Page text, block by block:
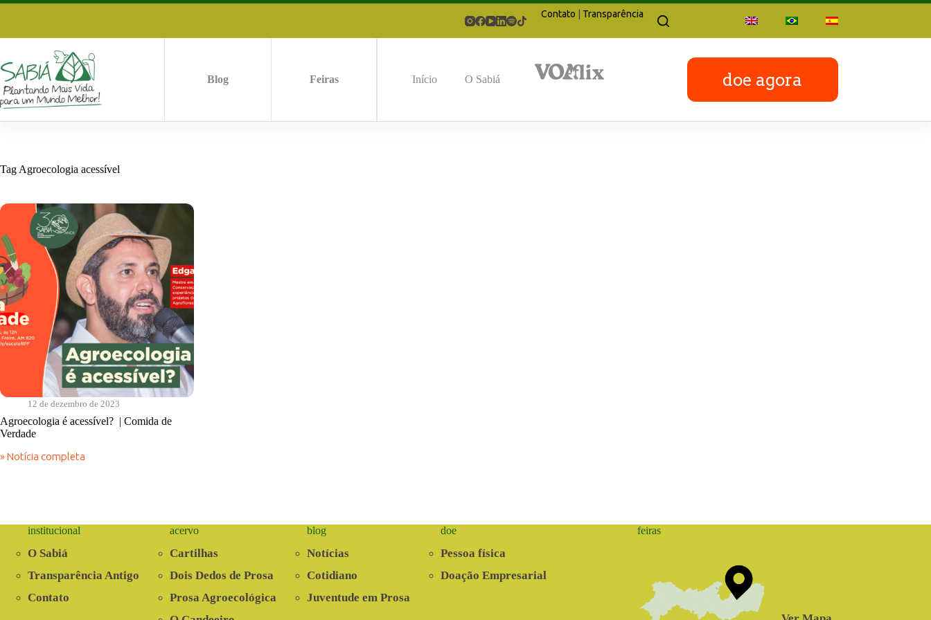
Pular
Contato | Transparência
Blog Feiras Início O Sabiá doe agora
Tag Agroecologia acessível
12 de dezembro de 2023
Agroecologia é acessível? | Comida de
Verdade
» Notícia completa
Agroecologia
Verdadeinstitucional
O Sabiá
Transparência Antigo
Contato
acervo
Cartilhas
Dois Dedos de Prosa
Prosa Agroecológica
blog
Notícias
Cotidiano
Juventude em Prosa
doe
Pessoa física
Doação Empresarial
feiras